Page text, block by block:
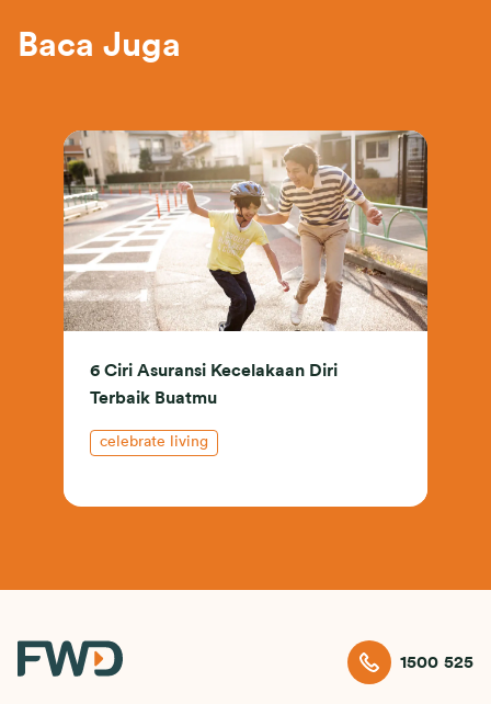
Baca Juga
6 Ciri Asuransi Kecelakaan Diri
Terbaik Buatmu
celebrate living
1500 525